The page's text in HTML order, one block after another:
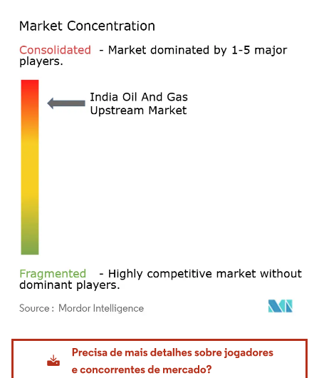
Imagem © Mordor Intelligence. O reuso requer atribuição conforme CC BY 4.0.